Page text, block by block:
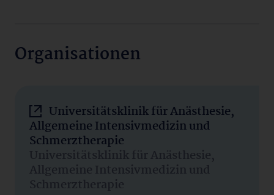
Organisationen
Universitätsklinik für Anästhesie,
Allgemeine Intensivmedizin und
Schmerztherapie
Universitätsklinik für Anästhesie,
Allgemeine Intensivmedizin und
Schmerztherapie